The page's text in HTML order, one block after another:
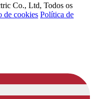
Co., Ltd, Todos os
de cookies Política de